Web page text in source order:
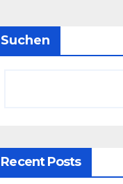
Suchen
Recent Posts